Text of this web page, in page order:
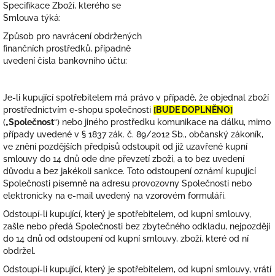
Specifikace Zboží, kterého se
Smlouva týká:
Způsob pro navrácení obdržených
finančních prostředků, případně
uvedení čísla bankovního účtu:
Je-li kupující spotřebitelem má právo v případě, že objednal zboží
prostřednictvím e-shopu společnosti [BUDE DOPLNĚNO]
(„Společnost“) nebo jiného prostředku komunikace na dálku, mimo
případy uvedené v § 1837 zák. č. 89/2012 Sb., občanský zákoník,
ve znění pozdějších předpisů odstoupit od již uzavřené kupní
smlouvy do 14 dnů ode dne převzetí zboží, a to bez uvedení
důvodu a bez jakékoli sankce. Toto odstoupení oznámí kupující
Společnosti písemně na adresu provozovny Společnosti nebo
elektronicky na e-mail uvedený na vzorovém formuláři.
Odstoupí-li kupující, který je spotřebitelem, od kupní smlouvy,
zašle nebo předá Společnosti bez zbytečného odkladu, nejpozději
do 14 dnů od odstoupení od kupní smlouvy, zboží, které od ní
obdržel.
Odstoupí-li kupující, který je spotřebitelem, od kupní smlouvy, vrátí